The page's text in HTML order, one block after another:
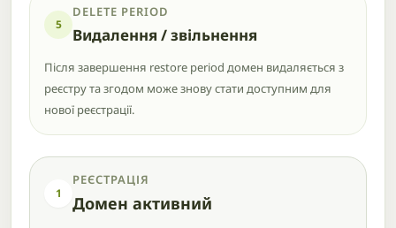
5
DELETE PERIOD
Видалення / звільнення
Після завершення restore period домен видаляється з
реєстру та згодом може знову стати доступним для
нової реєстрації.
1
РЕЄСТРАЦІЯ
Домен активний